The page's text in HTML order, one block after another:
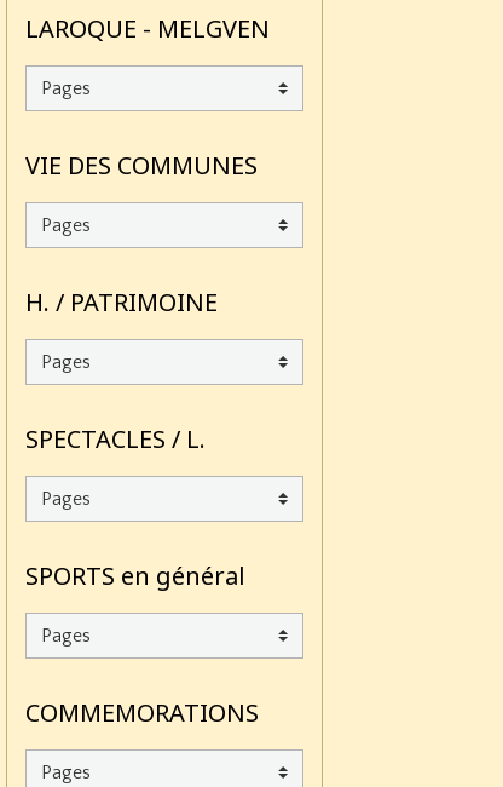
LAROQUE - MELGVEN
VIE DES COMMUNES
H. / PATRIMOINE
SPECTACLES / L.
SPORTS en général
COMMEMORATIONS